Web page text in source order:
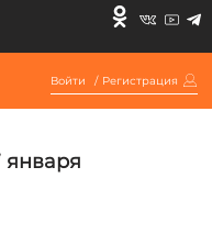
Войти / Регистрация
января